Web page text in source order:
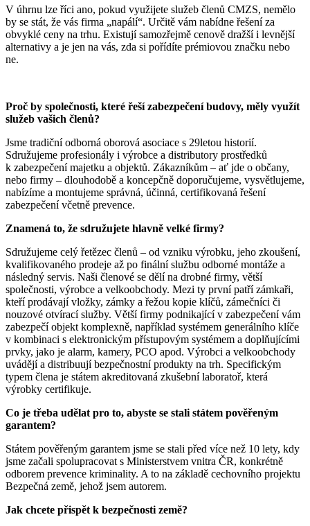
V úhrnu lze říci ano, pokud využijete služeb členů CMZS, nemělo
by se stát, že vás firma „napálí“. Určitě vám nabídne řešení za
obvyklé ceny na trhu. Existují samozřejmě cenově dražší i levnější
alternativy a je jen na vás, zda si pořídíte prémiovou značku nebo
ne.
Proč by společnosti, které řeší zabezpečení budovy, měly využít
služeb vašich členů?
Jsme tradiční odborná oborová asociace s 29letou historií.
Sdružujeme profesionály i výrobce a distributory prostředků
k zabezpečení majetku a objektů. Zákazníkům – ať jde o občany,
nebo firmy – dlouhodobě a koncepčně doporučujeme, vysvětlujeme,
nabízíme a montujeme správná, účinná, certifikovaná řešení
zabezpečení včetně prevence.
Znamená to, že sdružujete hlavně velké firmy?
Sdružujeme celý řetězec členů – od vzniku výrobku, jeho zkoušení,
kvalifikovaného prodeje až po finální službu odborné montáže a
následný servis. Naši členové se dělí na drobné firmy, větší
společnosti, výrobce a velkoobchody. Mezi ty první patří zámkaři,
kteří prodávají vložky, zámky a řežou kopie klíčů, zámečníci či
nouzové otvírací služby. Větší firmy podnikající v zabezpečení vám
zabezpečí objekt komplexně, například systémem generálního klíče
v kombinaci s elektronickým přístupovým systémem a doplňujícími
prvky, jako je alarm, kamery, PCO apod. Výrobci a velkoobchody
uvádějí a distribuují bezpečnostní produkty na trh. Specifickým
typem člena je státem akreditovaná zkušební laboratoř, která
výrobky certifikuje.
Co je třeba udělat pro to, abyste se stali státem pověřeným
garantem?
Státem pověřeným garantem jsme se stali před více než 10 lety, kdy
jsme začali spolupracovat s Ministerstvem vnitra ČR, konkrétně
odborem prevence kriminality. A to na základě cechovního projektu
Bezpečná země, jehož jsem autorem.
Jak chcete přispět k bezpečnosti země?